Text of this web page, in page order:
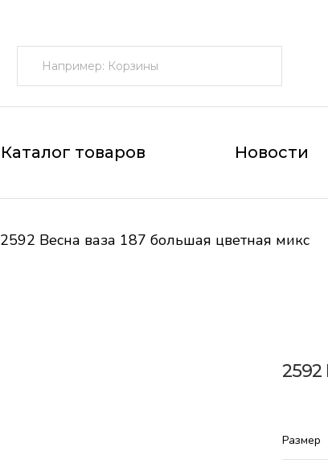
Каталог товаров Новости
2592 Весна ваза 187 большая цветная микс
2592
Размер